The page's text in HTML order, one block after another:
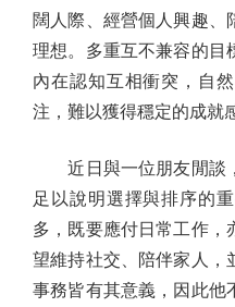
闊人際、經營個人興趣、
理想。多重互不兼容的目
內在認知互相衝突，自
注，難以獲得穩定的成就
近日與一位朋友閒談，
足以說明選擇與排序的
多，既要應付日常工作，
望維持社交、陪伴家人，
事務皆有其意義，因此他